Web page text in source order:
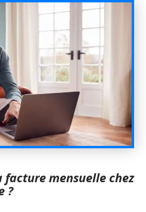
facture mensuelle chez
?